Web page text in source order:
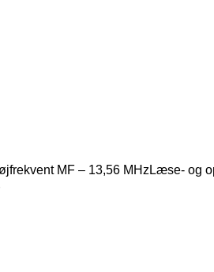
MF – 13,56 MHzLæse- og